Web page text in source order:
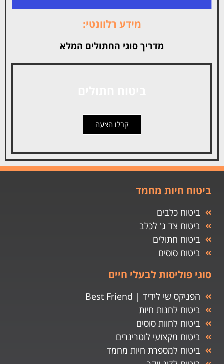
מידע רלוונטי:
מדריך סוגי החתולים המלא
קבלו הצעה
ביטוח חיות מחמד
ביטוח כלבים
ביטוח צד ג' לכלב
ביטוח חתולים
ביטוח סוסים
סוגי פוליסות לבעלי חיים
הפניקס שי לידיד | Best Friend
ביטוח לחנות חיות
ביטוח לחוות סוסים
ביטוח מקצועי לוטרינרים
ביטוח למספרת חיות מחמד